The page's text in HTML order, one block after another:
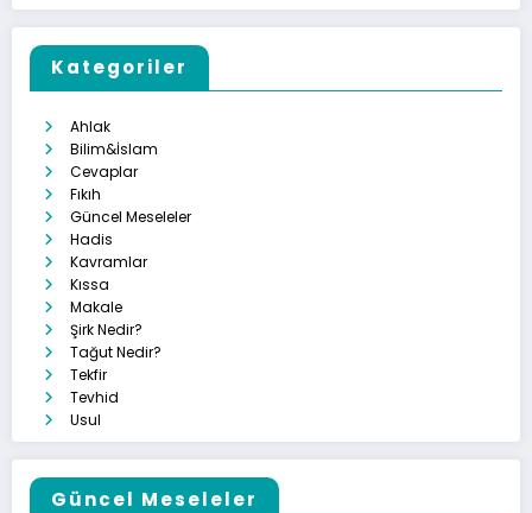
Kategoriler
Ahlak
Bilim&İslam
Cevaplar
Fıkıh
Güncel Meseleler
Hadis
Kavramlar
Kıssa
Makale
Şirk Nedir?
Tağut Nedir?
Tekfir
Tevhid
Usul
Güncel Meseleler